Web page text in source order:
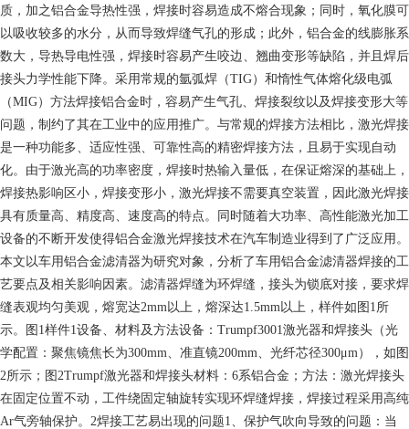
质，加之铝合金导热性强，焊接时容易造成不熔合现象；同时，氧化膜可
以吸收较多的水分，从而导致焊缝气孔的形成；此外，铝合金的线膨胀系
数大，导热导电性强，焊接时容易产生咬边、翘曲变形等缺陷，并且焊后
接头力学性能下降。采用常规的氩弧焊（TIG）和惰性气体熔化级电弧
（MIG）方法焊接铝合金时，容易产生气孔、焊接裂纹以及焊接变形大等
问题，制约了其在工业中的应用推广。与常规的焊接方法相比，激光焊接
是一种功能多、适应性强、可靠性高的精密焊接方法，且易于实现自动
化。由于激光高的功率密度，焊接时热输入量低，在保证熔深的基础上，
焊接热影响区小，焊接变形小，激光焊接不需要真空装置，因此激光焊接
具有质量高、精度高、速度高的特点。同时随着大功率、高性能激光加工
设备的不断开发使得铝合金激光焊接技术在汽车制造业得到了广泛应用。
本文以车用铝合金滤清器为研究对象，分析了车用铝合金滤清器焊接的工
艺要点及相关影响因素。滤清器焊缝为环焊缝，接头为锁底对接，要求焊
缝表观均匀美观，熔宽达2mm以上，熔深达1.5mm以上，样件如图1所
示。图1样件1设备、材料及方法设备：Trumpf3001激光器和焊接头（光
学配置：聚焦镜焦长为300mm、准直镜200mm、光纤芯径300μm），如图
2所示；图2Trumpf激光器和焊接头材料：6系铝合金；方法：激光焊接头
在固定位置不动，工件绕固定轴旋转实现环焊缝焊接，焊接过程采用高纯
Ar气旁轴保护。2焊接工艺易出现的问题1、保护气吹向导致的问题：当